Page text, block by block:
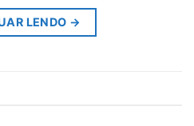
LENDO →